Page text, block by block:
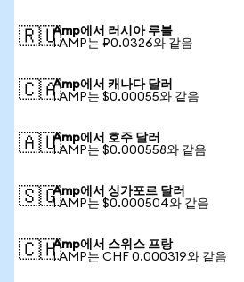
🇷🇺Amp에서 러시아 루블
1 AMP는 ₽0.0326와 같음
🇨🇦Amp에서 캐나다 달러
1 AMP는 $0.00055와 같음
🇦🇺Amp에서 호주 달러
1 AMP는 $0.000558와 같음
🇸🇬Amp에서 싱가포르 달러
1 AMP는 $0.000504와 같음
🇨🇭Amp에서 스위스 프랑
1 AMP는 CHF 0.000319와 같음